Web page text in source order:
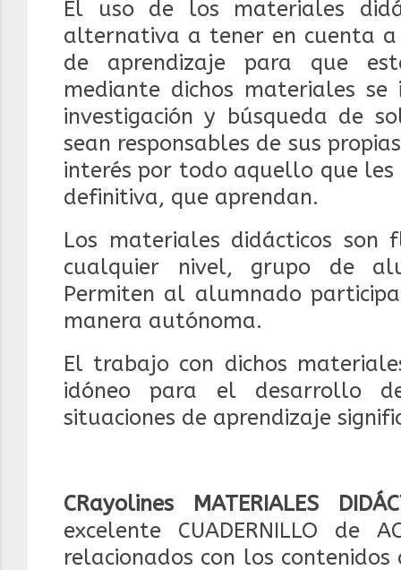
El uso de los materiales
alternativa a tener en cuenta
de aprendizaje para que
mediante dichos materiales
investigación y búsqueda de
sean responsables de sus
interés por todo aquello que
definitiva, que aprendan.
Los materiales didácticos son
cualquier nivel, grupo de
Permiten al alumnado
manera autónoma.
El trabajo con dichos
idóneo para el desarrollo
situaciones de aprendizaje
CRayolines MATERIALES
excelente CUADERNILLO de
relacionados con los